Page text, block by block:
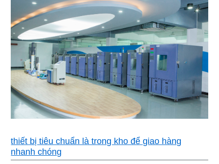
thiết bị tiêu chuẩn là trong kho để giao hàng
nhanh chóng